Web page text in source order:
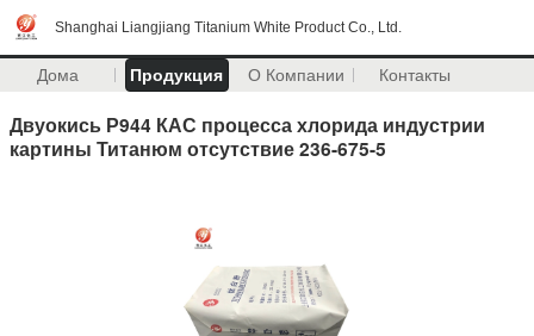
Shanghai Liangjiang Titanium White Product Co., Ltd.
Дома Продукция О Компании Контакты
Двуокись Р944 КАС процесса хлорида индустрии
картины Титанюм отсутствие 236-675-5